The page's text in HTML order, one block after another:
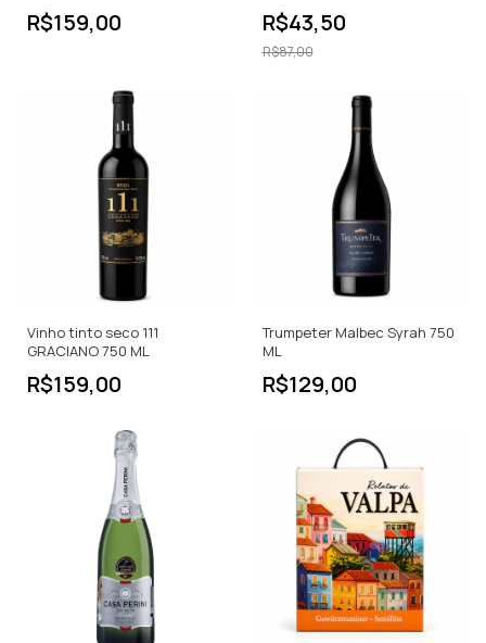
R$159,00 R$43,50
R$87,00
Vinho tinto seco 111
GRACIANO 750 ML
R$159,00
Trumpeter Malbec Syrah 750
ML
R$129,00